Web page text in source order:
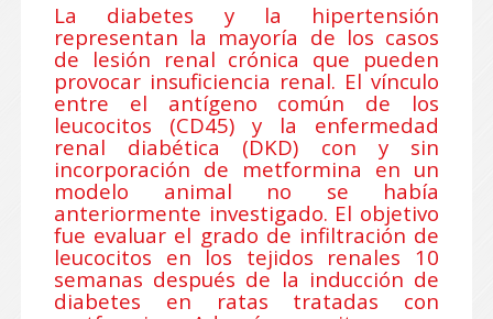
La diabetes y la hipertensión
representan la mayoría de los casos
de lesión renal crónica que pueden
provocar insuficiencia renal. El vínculo
entre el antígeno común de los
leucocitos (CD45) y la enfermedad
renal diabética (DKD) con y sin
incorporación de metformina en un
modelo animal no se había
anteriormente investigado. El objetivo
fue evaluar el grado de infiltración de
leucocitos en los tejidos renales 10
semanas después de la inducción de
diabetes en ratas tratadas con